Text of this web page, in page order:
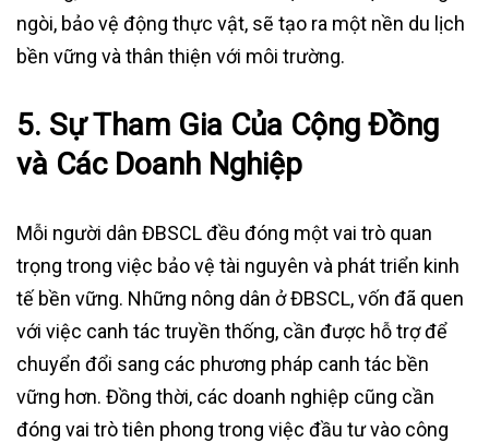
ngòi, bảo vệ động thực vật, sẽ tạo ra một nền du lịch
bền vững và thân thiện với môi trường.
5. Sự Tham Gia Của Cộng Đồng
và Các Doanh Nghiệp
Mỗi người dân ĐBSCL đều đóng một vai trò quan
trọng trong việc bảo vệ tài nguyên và phát triển kinh
tế bền vững. Những nông dân ở ĐBSCL, vốn đã quen
với việc canh tác truyền thống, cần được hỗ trợ để
chuyển đổi sang các phương pháp canh tác bền
vững hơn. Đồng thời, các doanh nghiệp cũng cần
đóng vai trò tiên phong trong việc đầu tư vào công